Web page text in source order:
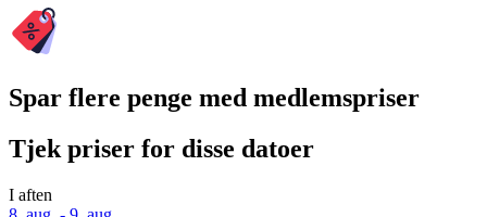
Spar flere penge med medlemspriser
Tjek priser for disse datoer
I aften